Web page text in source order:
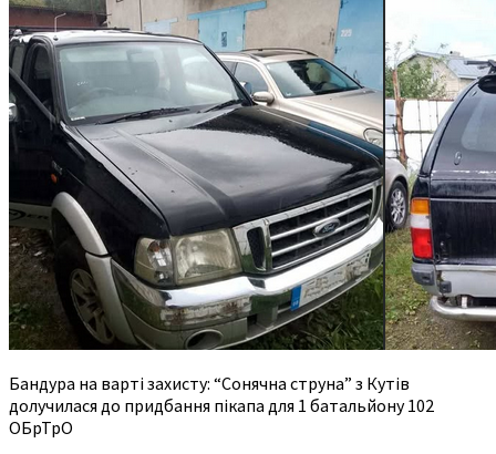
Бандура на варті захисту: “Сонячна струна” з Кутів
долучилася до придбання пікапа для 1 батальйону 102
ОБрТрО